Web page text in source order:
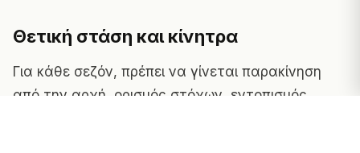
Θετική στάση και κίνητρα
Για κάθε σεζόν, πρέπει να γίνεται παρακίνηση
από την αρχή, ορισμός στόχων, εντοπισμός